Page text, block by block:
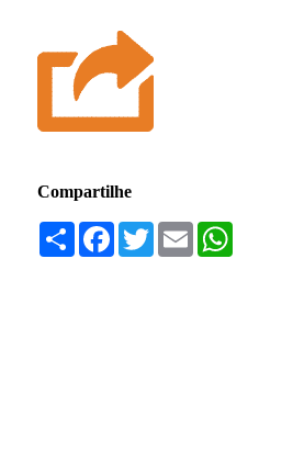
Compartilhe
Compartilhar
Facebook
TwitterEmail